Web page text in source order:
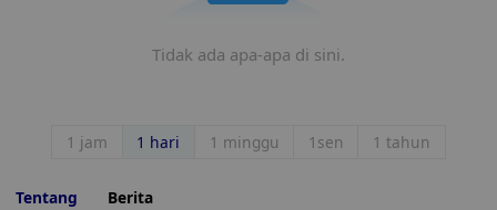
Tidak ada apa-apa di sini.
1 jam 1 hari 1 minggu 1sen 1 tahun
Tentang Berita